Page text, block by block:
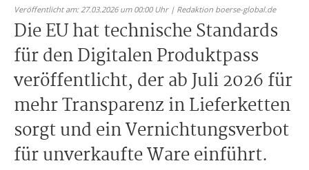
Veröffentlicht am: 27.03.2026 um 00:00 Uhr | Redaktion boerse-global.de
Die EU hat technische Standards
für den Digitalen Produktpass
veröffentlicht, der ab Juli 2026 für
mehr Transparenz in Lieferketten
sorgt und ein Vernichtungsverbot
für unverkaufte Ware einführt.